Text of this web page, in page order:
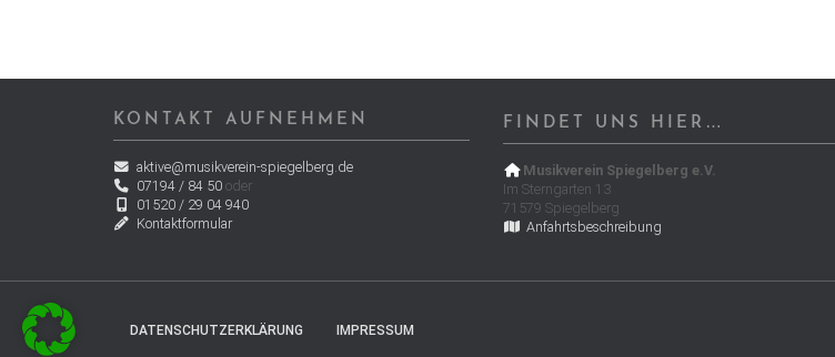
KONTAKT AUFNEHMEN
aktive@musikverein-spiegelberg.de
07194 / 84 50 oder
01520 / 29 04 940
Kontaktformular
FINDET UNS HIER…
Musikverein Spiegelberg e.V.
Im Sterngarten 13
71579 Spiegelberg
Anfahrtsbeschreibung
DATENSCHUTZERKLÄRUNG IMPRESSUM